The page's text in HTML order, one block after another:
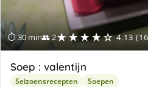
⏱ 30 min👥 2★★★★☆ 4.13
Soep : valentijn
Seizoensrecepten Soepen